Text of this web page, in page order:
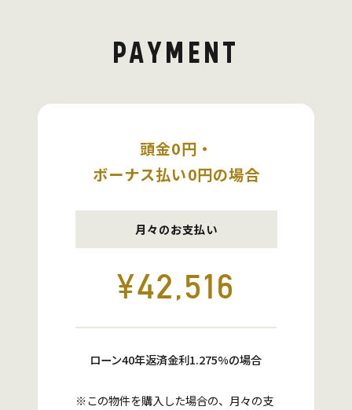
PAYMENT
頭金0円・
ボーナス払い0円の場合
月々のお支払い
¥42,516
ローン40年返済金利1.275%の場合
※この物件を購入した場合の、月々の支